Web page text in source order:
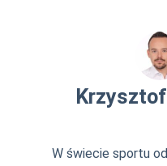
W świecie sportu